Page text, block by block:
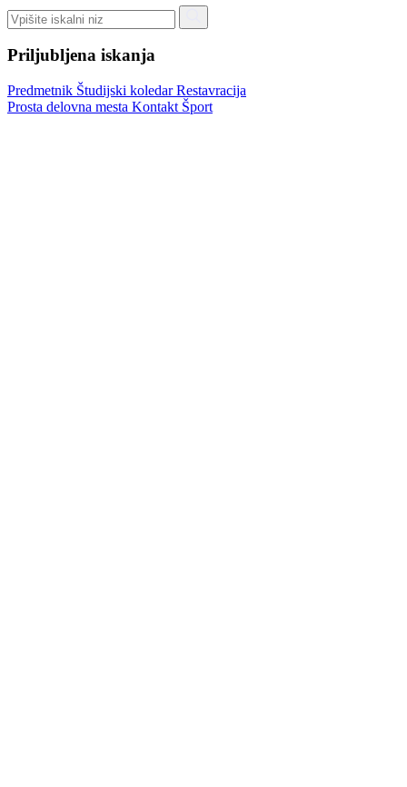
Priljubljena iskanja
Predmetnik Študijski koledarRestavracija
Prosta delovna mesta Kontakt Šport